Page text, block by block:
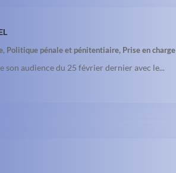
, Politique pénale et pénitentiaire, Prise en charge
son audience du 25 février dernier avec le...